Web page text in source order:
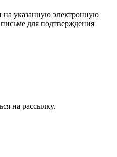
на указанную электронную
для подтверждения
на рассылку.